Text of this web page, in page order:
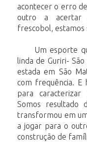
acontecer o erro
outro a acertar
frescobol,
Um esporte
linda de Guriri-
estada em São
com frequência. E
para
Somos resultado
transformou em
a jogar para o
construção de